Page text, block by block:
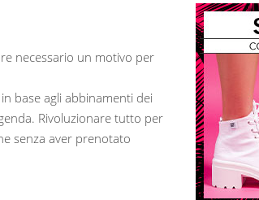
necessario un motivo per
base agli abbinamenti dei
Rivoluzionare tutto per
senza aver prenotato